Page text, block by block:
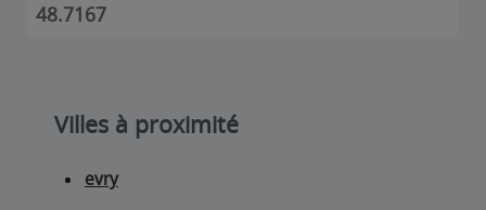
48.7167
Villes à proximité
evry